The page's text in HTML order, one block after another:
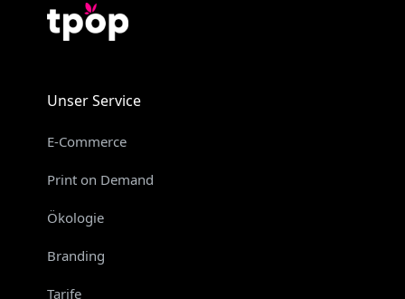
Unser Service
E-Commerce
Print on Demand
Ökologie
Branding
Tarife